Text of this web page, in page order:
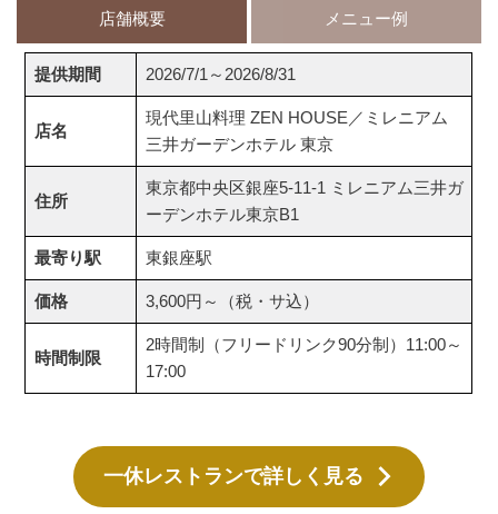
店舗概要 メニュー例
提供期間 2026/7/1～2026/8/31
店名
現代里山料理 ZEN HOUSE／ミレニアム
三井ガーデンホテル 東京
住所
東京都中央区銀座5-11-1 ミレニアム三井ガ
ーデンホテル東京B1
最寄り駅 東銀座駅
価格 3,600円～（税・サ込）
時間制限
2時間制（フリードリンク90分制）11:00～
17:00
一休レストランで詳しく見る